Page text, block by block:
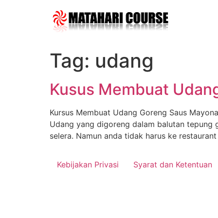
Tag: udang
Kusus Membuat
Kursus Membuat Udang Goreng Saus
Udang yang digoreng dalam balutan tepung
selera. Namun anda tidak harus ke
Kebijakan Privasi Syarat dan Ketentuan